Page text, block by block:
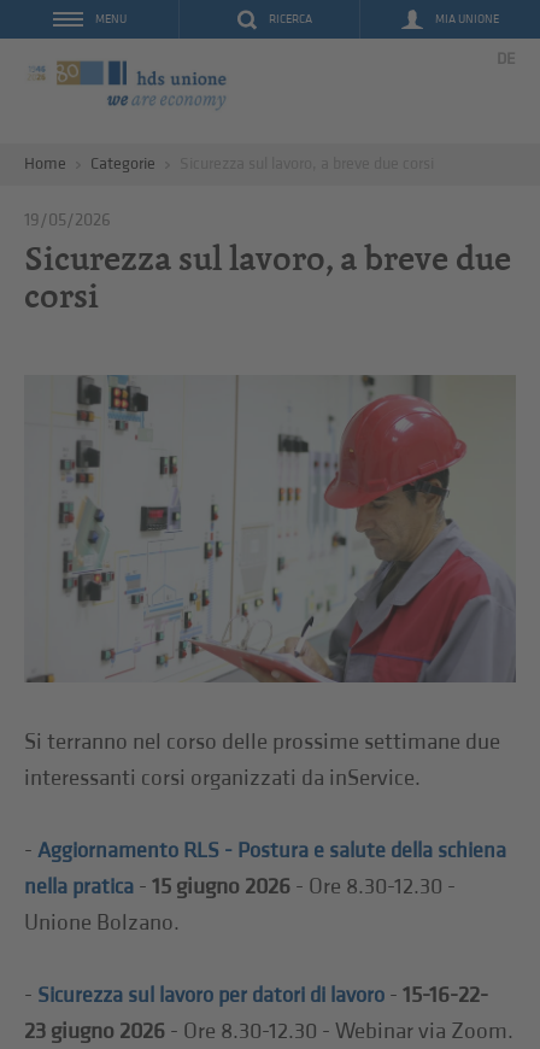
RICERCA MIA UNIONE
MENU
DE
Home Categorie
19/05/2026
Sicurezza sul lavoro, a breve due
corsi
Si terranno nel corso delle prossime settimane due
interessanti corsi organizzati da inService.
-Aggiornamento RLS - Postura e salute della schiena
nella pratica -15 giugno 2026 - Ore 8.30-12.30 -
Unione Bolzano.
- Sicurezza sul lavoro per datori di lavoro -15-16-22-
23 giugno 2026 - Ore 8.30-12.30 - Webinar via Zoom.